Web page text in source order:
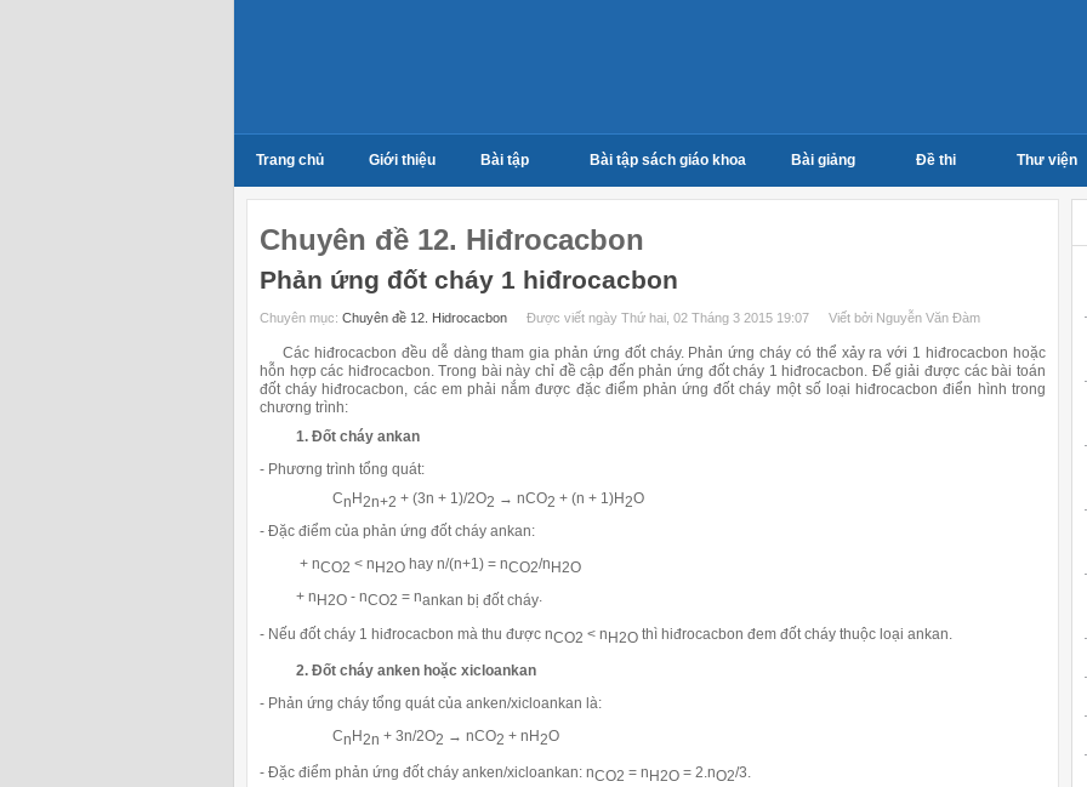
Trang chủ Giới thiệu Bài tập Bài tập sách giáo khoa Bài giảng Đề thi Thư viện
Chuyên đề 12. Hiđrocacbon
Phản ứng đốt cháy 1 hiđrocacbon
Chuyên mục: Chuyên đề 12. Hidrocacbon Được viết ngày Thứ hai, 02 Tháng 3 2015 19:07 Viết bởi Nguyễn Văn Đàm
Các hiđrocacbon đều dễ dàng tham gia phản ứng đốt cháy. Phản ứng cháy có thể xảy ra với 1 hiđrocacbon hoặc
hỗn hợp các hiđrocacbon. Trong bài này chỉ đề cập đến phản ứng đốt cháy 1 hiđrocacbon. Để giải được các bài toán
đốt cháy hiđrocacbon, các em phải nắm được đặc điểm phản ứng đốt cháy một số loại hiđrocacbon điển hình trong
chương trình:
1. Đốt cháy ankan
- Phương trình tổng quát:
CnH2n+2 + (3n + 1)/2O2 → nCO2 + (n + 1)H2O
- Đặc điểm của phản ứng đốt cháy ankan:
+ nCO2 < n H2O hay n/(n+1) = nCO2/n H2O
+ n H2O - nCO2 = nankan bị đốt cháy.
- Nếu đốt cháy 1 hiđrocacbon mà thu được nCO2 < n H2O thì hiđrocacbon đem đốt cháy thuộc loại ankan.
2. Đốt cháy anken hoặc xicloankan
- Phản ứng cháy tổng quát của anken/xicloankan là:
Cn H2n + 3n/2O2 → nCO2 + nH2O
- Đặc điểm phản ứng đốt cháy anken/xicloankan: nCO2 = nH2O = 2.nO2/3.